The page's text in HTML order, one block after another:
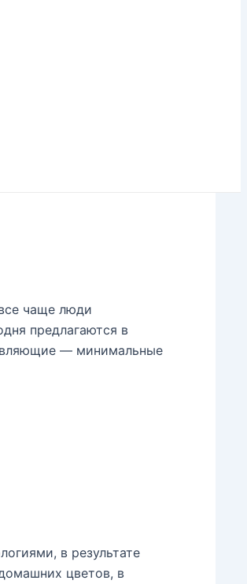
чаще люди
предлагаются в
— минимальные
в результате
цветов, в